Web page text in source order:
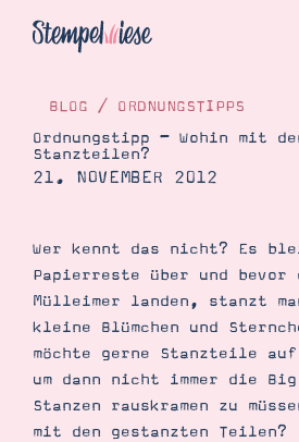
Hier Starten
Bestellen
Kontakt
BLOG / ORDNUNGSTIPPS
Ordnungstipp – Wohin mit
Stanzteilen?
21. NOVEMBER 2012
Wer kennt das nicht? Es
Papierreste über und bevor
Mülleimer landen, stanzt
kleine Blümchen und
möchte gerne Stanzteile
um dann nicht immer die
Stanzen rauskramen zu
mit den gestanzten Teilen?